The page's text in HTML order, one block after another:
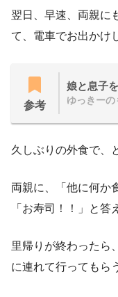
翌日、早速、両親に
て、電車でお出かけ
参考
娘と息子
ゆっきーの
久しぶりの外食で、
両親に、「他に何か
「お寿司！！」と答
里帰りが終わったら
に連れて行ってもら